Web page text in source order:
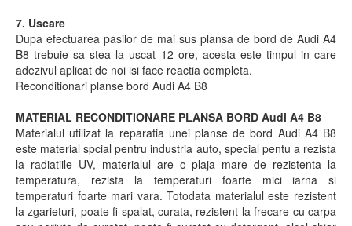
7. Uscare
Dupa efectuarea pasilor de mai sus plansa de bord de Audi A4
B8 trebuie sa stea la uscat 12 ore, acesta este timpul in care
adezivul aplicat de noi isi face reactia completa.
Reconditionari planse bord Audi A4 B8
MATERIAL RECONDITIONARE PLANSA BORD Audi A4 B8
Materialul utilizat la reparatia unei planse de bord Audi A4 B8
este material spcial pentru industria auto, special pentu a rezista
la radiatiile UV, materialul are o plaja mare de rezistenta la
temperatura, rezista la temperaturi foarte mici iarna si
temperaturi foarte mari vara. Totodata materialul este rezistent
la zgarieturi, poate fi spalat, curata, rezistent la frecare cu carpa